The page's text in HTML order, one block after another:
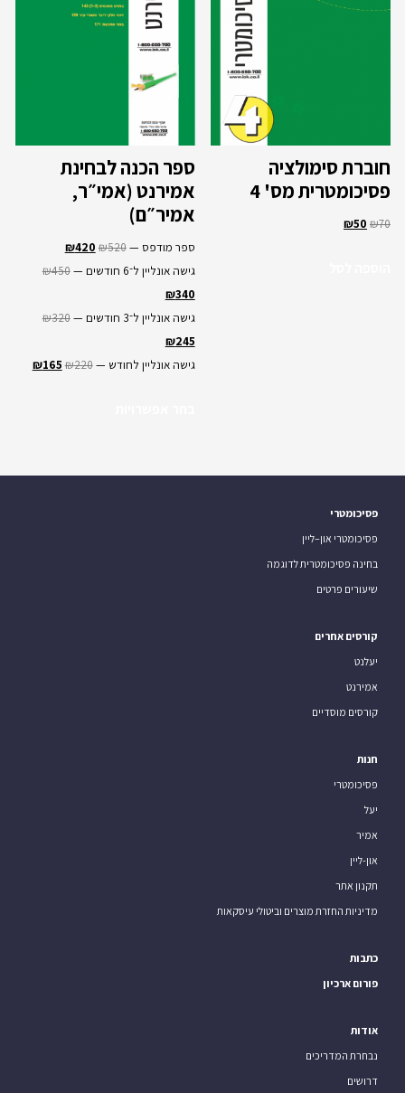
חוברת סימולציה
פסיכומטרית מס' 4
₪70
₪50
ספר הכנה לבחינת
אמירנט (אמי״ר,
אמיר״ם)
ספר מודפס — ₪520
₪420
גישה אונליין ל־6 חודשים —
₪450
₪340
גישה אונליין ל־3 חודשים —
₪320
₪245
גישה אונליין לחודש —
₪220
₪165
פסיכומטרי
פסיכומטרי און–ליין
בחינה פסיכומטרית לדוגמה
שיעורים פרטים
קורסים אחרים
יעלנט
אמירנט
קורסים מוסדיים
חנות
פסיכומטרי
יעל
אמיר
און-ליין
תקנון אתר
מדיניות החזרת מוצרים וביטולי עיסקאות
כתבות
פורום ארכיון
אודות
נבחרת המדריכים
דרושים